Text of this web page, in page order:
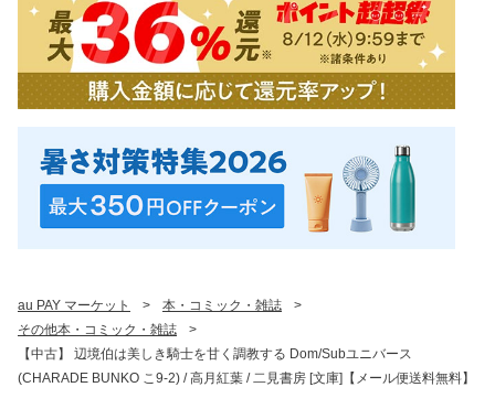
au PAY マーケット > 本・コミック・雑誌
>
その他本・コミック・雑誌
>
【中古】 辺境伯は美しき騎士を甘く調教する Dom/Subユニバース
(CHARADE BUNKO こ9-2) / 高月紅葉 / 二見書房 [文庫]【メール便送料無料】